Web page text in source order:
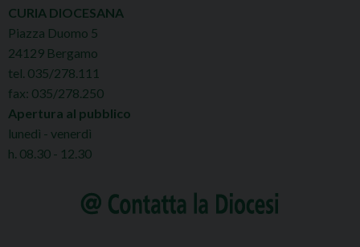
CURIA DIOCESANA
Piazza Duomo 5
24129 Bergamo
tel. 035/278.111
fax: 035/278.250
Apertura al pubblico
lunedì - venerdì
h. 08.30 - 12.30